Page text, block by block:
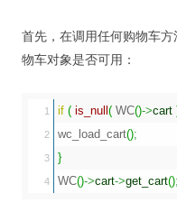
首先，在调用任何购物车
物车对象是否可用：
1
2
3
if ( is_null ( WC()->cart
wc_load_cart();
}
WC()->cart->get_cart();